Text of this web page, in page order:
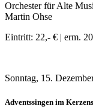
Orchester für Alte
Martin Ohse
Eintritt: 22,- € | erm.
Sonntag, 15.
Adventssingen im